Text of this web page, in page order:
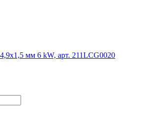
мм 6 kW, арт. 211LCG0020